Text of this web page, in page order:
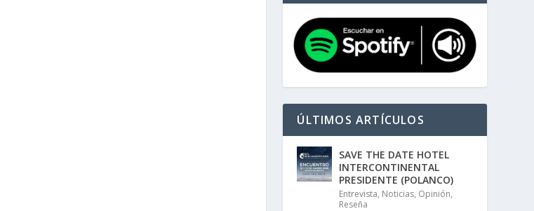
ÚLTIMOS ARTÍCULOS
SAVE THE DATE HOTEL
INTERCONTINENTAL
PRESIDENTE (POLANCO)
Entrevista, Noticias, Opinión,
Reseña